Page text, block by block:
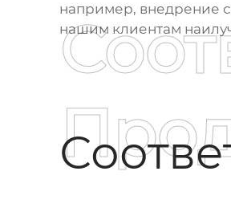
например, внедрение
нашим клиентам